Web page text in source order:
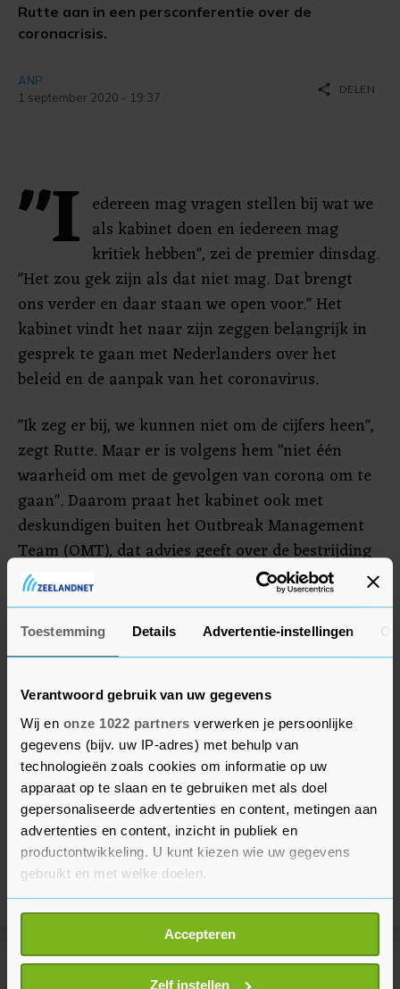
Toestemming Details Advertentie-instellingen
Verantwoord gebruik van uw gegevens
Wij en onze 1022 partners verwerken je persoonlijke
gegevens (bijv. uw IP-adres) met behulp van
technologieën zoals cookies om informatie op uw
apparaat op te slaan en te gebruiken met als doel
gepersonaliseerde advertenties en content, metingen aan
advertenties en content, inzicht in publiek en
productontwikkeling. U kunt kiezen wie uw gegevens
gebruikt en met welke doelen.
Als u het toestaat, willen we ook graag:
Informatie verzamelen over uw geografische
locatie, die tot een paar meter nauwkeurig kan zijn
Uw apparaat identificeren door het actief te
Accepteren
Zelf instellen
Rutte aan in een persconferentie over de
coronacrisis.
ANP
1 september 2020 - 19:37
share DELEN
"I edereen mag vragen stellen bij wat we
als kabinet doen en iedereen mag
kritiek hebben", zei de premier dinsdag.
"Het zou gek zijn als dat niet mag. Dat brengt
ons verder en daar staan we open voor." Het
kabinet vindt het naar zijn zeggen belangrijk in
gesprek te gaan met Nederlanders over het
beleid en de aanpak van het coronavirus.
"Ik zeg er bij, we kunnen niet om de cijfers heen",
zegt Rutte. Maar er is volgens hem "niet één
waarheid om met de gevolgen van corona om te
gaan". Daarom praat het kabinet ook met
deskundigen buiten het Outbreak Management
Team (OMT), dat advies geeft over de bestrijding
van het virus zelf.
Meer uit Binnenland